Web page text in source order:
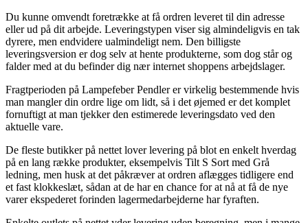
Du kunne omvendt foretrække at få ordren leveret til din adresse
eller ud på dit arbejde. Leveringstypen viser sig almindeligvis en tak
dyrere, men endvidere ualmindeligt nem. Den billigste
leveringsversion er dog selv at hente produkterne, som dog står og
falder med at du befinder dig nær internet shoppens arbejdslager.
Fragtperioden på Lampefeber Pendler er virkelig bestemmende hvis
man mangler din ordre lige om lidt, så i det øjemed er det komplet
fornuftigt at man tjekker den estimerede leveringsdato ved den
aktuelle vare.
De fleste butikker på nettet lover levering på blot en enkelt hverdag
på en lang række produkter, eksempelvis Tilt S Sort med Grå
ledning, men husk at det påkræver at ordren aflægges tidligere end
et fast klokkeslæt, sådan at de har en chance for at nå at få de nye
varer ekspederet forinden lagermedarbejderne har fyraften.